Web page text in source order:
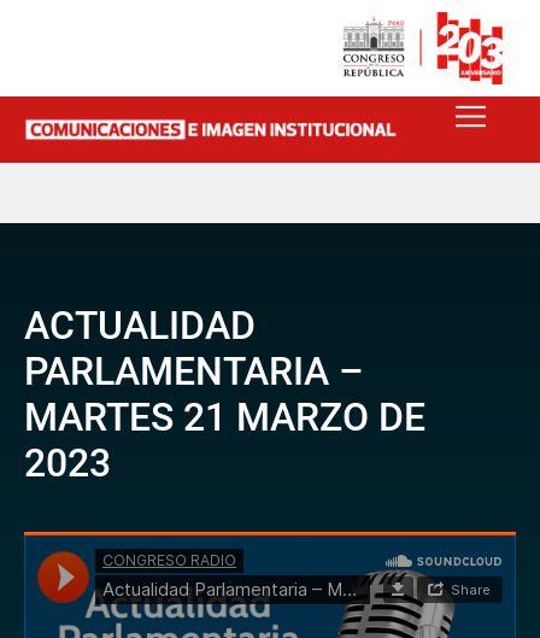
ACTUALIDAD
PARLAMENTARIA –
MARTES 21 MARZO DE
2023